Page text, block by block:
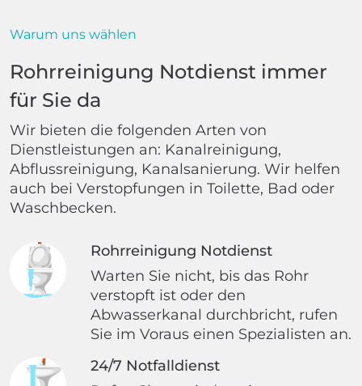
Warum uns wählen
Rohrreinigung Notdienst immer
für Sie da
Wir bieten die folgenden Arten von
Dienstleistungen an: Kanalreinigung,
Abflussreinigung, Kanalsanierung. Wir helfen
auch bei Verstopfungen in Toilette, Bad oder
Waschbecken.
Rohrreinigung Notdienst
Warten Sie nicht, bis das Rohr
verstopft ist oder den
Abwasserkanal durchbricht, rufen
Sie im Voraus einen Spezialisten an.
24/7 Notfalldienst